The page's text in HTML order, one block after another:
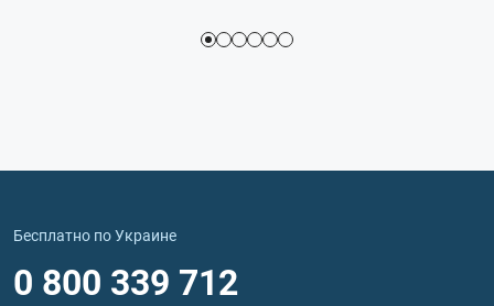
Бесплатно по Украине
0 800 339 712